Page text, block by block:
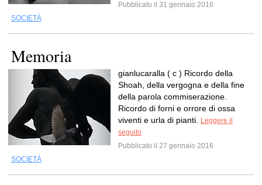
Pubblicato il 31 gennaio 2016
SOCIETÀ
Memoria
gianlucaralla ( c ) Ricordo della
Shoah, della vergogna e della fine
della parola commiserazione.
Ricordo di forni e orrore di ossa
viventi e urla di pianti.
Leggere il
seguito
Pubblicato il 27 gennaio 2016
SOCIETÀ